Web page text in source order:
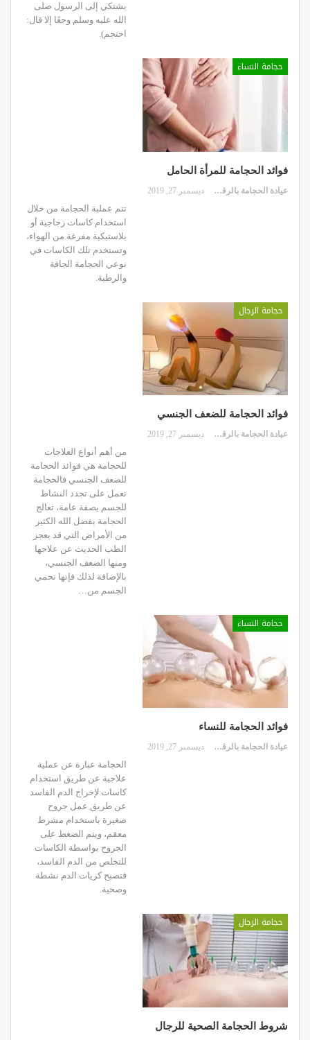
يشتكي إلى الرسول صلى
الله عليه وسلم وجعًا إلا قال:
احتجم).
حجامة النساء
فوائد الحجامة للمرأة الحامل
عيادة الحجامة بالرقعي ديسمبر 27, 2019
تتم عملية الحجامة من خلال
استخدام كاسات زجاجية أو
بلاستيكية مفرغة من الهواء،
وتستخدم تلك الكاسات في
نوعي الحجامة الجافة
والرطبة.
حجامة الرجال
فوائد الحجامة للضعف الجنسي
عيادة الحجامة بالرقعي ديسمبر 27, 2019
من أهم أنواع العلاجات
للحجامة هي فوائد الحجامة
للضعف الجنسي فالحجامة
تعمل على تجدد النشاط
للجسم بصفة عامة، تعالج
الحجامة بفضل الله الكثير
من الأمراض التي قد يعجز
الطب الحديث عن علاجها
ومنها الضعف الجنسي،
بالإضافة لذلك فإنها تحمي
الجسم من…
حجامة النساء
فوائد الحجامة للنساء
عيادة الحجامة بالرقعي ديسمبر 27, 2019
الحجامة عبارة عن عملية
علاجية عن طريق استخدام
كاسات لإخراج الدم الفاسد
عن طريق عمل جروح
صغيرة باستخدام مشرط
معقم، ويتم الضغط على
الجروح بواسطة الكاسات
للتخلص من الدم الفاسد،
فتصبح كريات الدم نشطة
وصحية.
حجامة الرجال
شروط الحجامة الصحية للرجال